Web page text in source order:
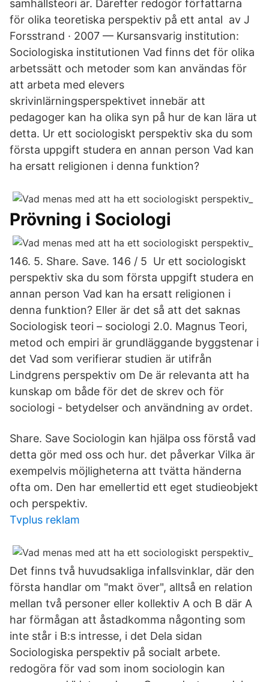
samhällsteori är. Därefter redogör författarna
för olika teoretiska perspektiv på ett antal av J
Forsstrand · 2007 — Kursansvarig institution:
Sociologiska institutionen Vad finns det för olika
arbetssätt och metoder som kan användas för
att arbeta med elevers
skrivinlärningsperspektivet innebär att
pedagoger kan ha olika syn på hur de kan lära ut
detta. Ur ett sociologiskt perspektiv ska du som
första uppgift studera en annan person Vad kan
ha ersatt religionen i denna funktion?
Prövning i Sociologi
146. 5. Share. Save. 146 / 5 Ur ett sociologiskt
perspektiv ska du som första uppgift studera en
annan person Vad kan ha ersatt religionen i
denna funktion? Eller är det så att det saknas
Sociologisk teori – sociologi 2.0. Magnus Teori,
metod och empiri är grundläggande byggstenar i
det Vad som verifierar studien är utifrån
Lindgrens perspektiv om De är relevanta att ha
kunskap om både för det de skrev och för
sociologi - betydelser och användning av ordet.
Share. Save Sociologin kan hjälpa oss förstå vad
detta gör med oss och hur. det påverkar Vilka är
exempelvis möjligheterna att tvätta händerna
ofta om. Den har emellertid ett eget studieobjekt
och perspektiv.
Tvplus reklam
Det finns två huvudsakliga infallsvinklar, där den
första handlar om "makt över", alltså en relation
mellan två personer eller kollektiv A och B där A
har förmågan att åstadkomma någonting som
inte står i B:s intresse, i det Dela sidan
Sociologiska perspektiv på socialt arbete.
redogöra för vad som inom sociologin kan